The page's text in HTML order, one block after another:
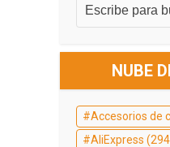
NUBE
Accesorios de
AliExpress